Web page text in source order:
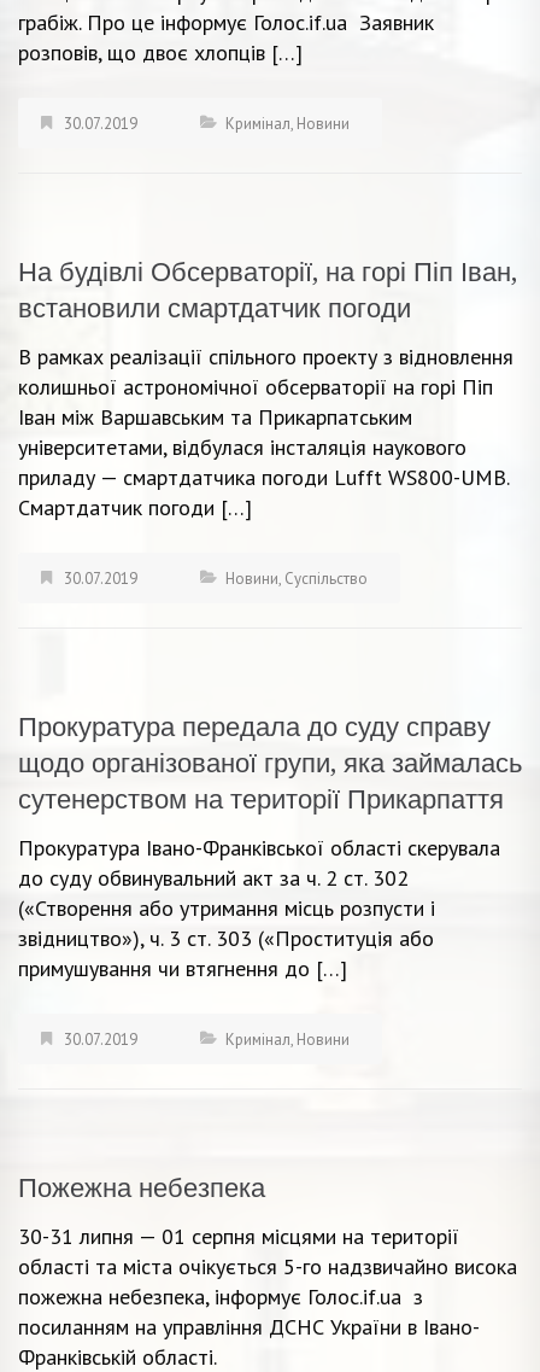
грабіж. Про це інформує Голос.if.uа Заявник
розповів, що двоє хлопців […]
30.07.2019 Кримінал, Новини
На будівлі Обсерваторії, на горі Піп Іван,
встановили смартдатчик погоди
В рамках реалізації спільного проекту з відновлення
колишньої астрономічної обсерваторії на горі Піп
Іван між Варшавським та Прикарпатським
університетами, відбулася інсталяція наукового
приладу — смартдатчика погоди Lufft WS800-UMB.
Смартдатчик погоди […]
30.07.2019 Новини, Суспільство
Прокуратура передала до суду справу
щодо організованої групи, яка займалась
сутенерством на території Прикарпаття
Прокуратура Івано-Франківської області скерувала
до суду обвинувальний акт за ч. 2 ст. 302
(«Створення або утримання місць розпусти і
звідництво»), ч. 3 ст. 303 («Проституція або
примушування чи втягнення до […]
30.07.2019 Кримінал, Новини
Пожежна небезпека
30-31 липня — 01 серпня місцями на території
області та міста очікується 5-го надзвичайно висока
пожежна небезпека, інформує Голос.if.ua з
посиланням на управління ДСНС України в Івано-
Франківській області.